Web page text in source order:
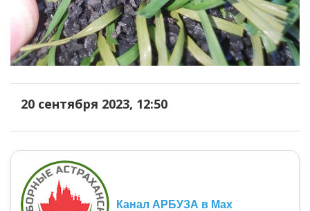
20 сентября 2023, 12:50
Канал АРБУЗА в Max